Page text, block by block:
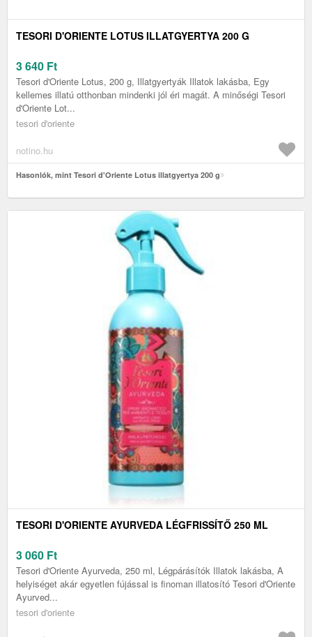
TESORI D'ORIENTE LOTUS ILLATGYERTYA 200 G
3 640 Ft
Tesori d'Oriente Lotus, 200 g, Illatgyertyák Illatok lakásba, Egy
kellemes illatú otthonban mindenki jól éri magát. A minőségi Tesori
d'Oriente Lot...
tesori d'oriente
notino.hu
Hasonlók, mint Tesori d'Oriente Lotus illatgyertya 200 g
TESORI D'ORIENTE AYURVEDA LÉGFRISSÍTŐ 250 ML
3 060 Ft
Tesori d'Oriente Ayurveda, 250 ml, Légpárásítók Illatok lakásba, A
helyiséget akár egyetlen fújással is finoman illatosító Tesori d'Oriente
Ayurved...
tesori d'oriente